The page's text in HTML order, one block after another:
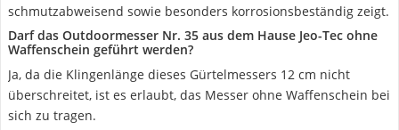
schmutzabweisend sowie besonders korrosionsbeständig zeigt.
Darf das Outdoormesser Nr. 35 aus dem Hause Jeo-Tec ohne
Waffenschein geführt werden?
Ja, da die Klingenlänge dieses Gürtelmessers 12 cm nicht
überschreitet, ist es erlaubt, das Messer ohne Waffenschein bei
sich zu tragen.